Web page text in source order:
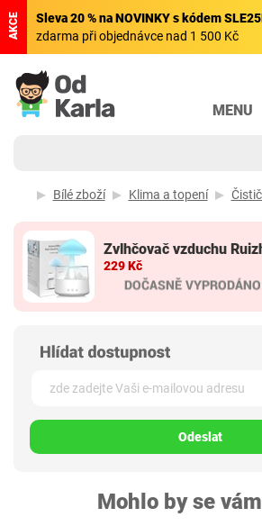
AKCE Sleva 20 % na NOVINKY s kódem
zdarma při objednávce nad 1 500 Kč
MENU
Bílé zboží Klima a topení
Zvlhčovač vzduchu
229 Kč
Odeslat
Mohlo by se